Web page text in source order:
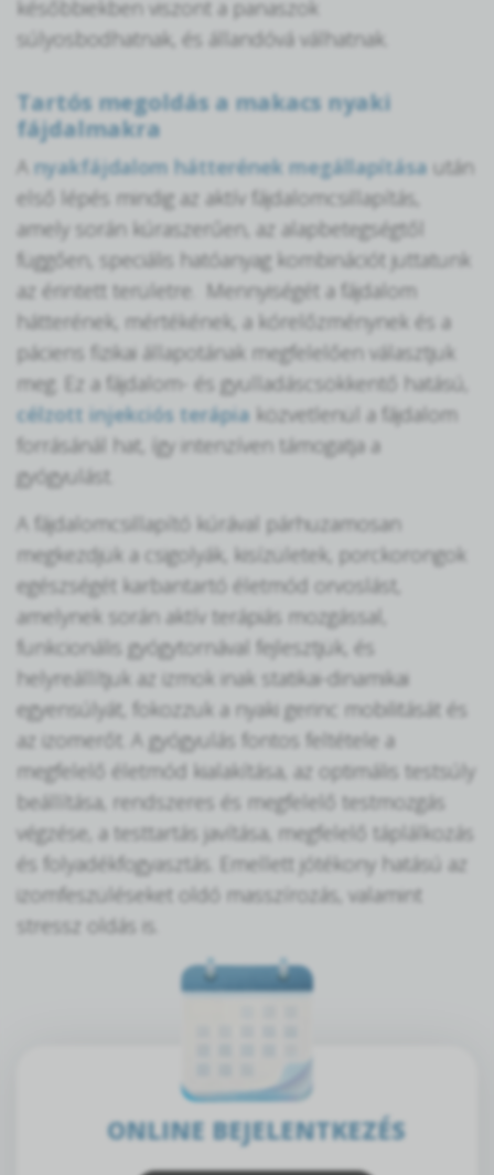
későbbiekben viszont a panaszok
súlyosbodhatnak, és állandóvá válhatnak.
Tartós megoldás a makacs nyaki
fájdalmakra
A nyakfájdalom hátterének megállapítása után
első lépés mindig az aktív fájdalomcsillapítás,
amely során kúraszerűen, az alapbetegségtől
függően, speciális hatóanyag kombinációt juttatunk
az érintett területre. Mennyiségét a fájdalom
hátterének, mértékének, a kórelőzménynek és a
páciens fizikai állapotának megfelelően választjuk
meg. Ez a fájdalom- és gyulladáscsökkentő hatású,
célzott injekciós terápia közvetlenül a fájdalom
forrásánál hat, így intenzíven támogatja a
gyógyulást.
A fájdalomcsillapító kúrával párhuzamosan
megkezdjük a csigolyák, kisízületek, porckorongok
egészségét karbantartó életmód orvoslást,
amelynek során aktív terápiás mozgással,
funkcionális gyógytornával fejlesztjük, és
helyreállítjuk az izmok inak statikai-dinamikai
egyensúlyát, fokozzuk a nyaki gerinc mobilitását és
az izomerőt. A gyógyulás fontos feltétele a
megfelelő életmód kialakítása, az optimális testsúly
beállítása, rendszeres és megfelelő testmozgás
végzése, a testtartás javítása, megfelelő táplálkozás
és folyadékfogyasztás. Emellett jótékony hatású az
izomfeszüléseket oldó masszírozás, valamint
stressz oldás is.
ONLINE BEJELENTKEZÉS